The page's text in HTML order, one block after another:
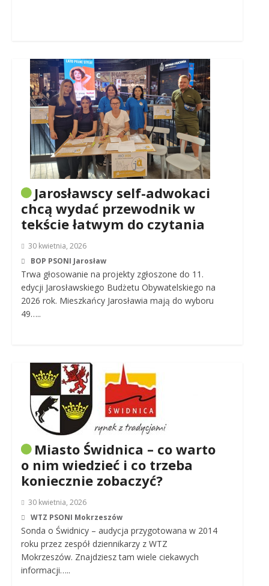
Jarosławscy self-adwokaci
chcą wydać przewodnik w
tekście łatwym do czytania
30 kwietnia, 2026
BOP PSONI Jarosław
Trwa głosowanie na projekty zgłoszone do 11.
edycji Jarosławskiego Budżetu Obywatelskiego na
2026 rok. Mieszkańcy Jarosławia mają do wyboru
49…..
Miasto Świdnica – co warto
o nim wiedzieć i co trzeba
koniecznie zobaczyć?
30 kwietnia, 2026
WTZ PSONI Mokrzeszów
Sonda o Świdnicy – audycja przygotowana w 2014
roku przez zespół dziennikarzy z WTZ
Mokrzeszów. Znajdziesz tam wiele ciekawych
informacji…..